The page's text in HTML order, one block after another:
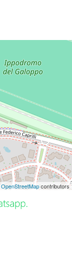
OpenStreetMapcontributors